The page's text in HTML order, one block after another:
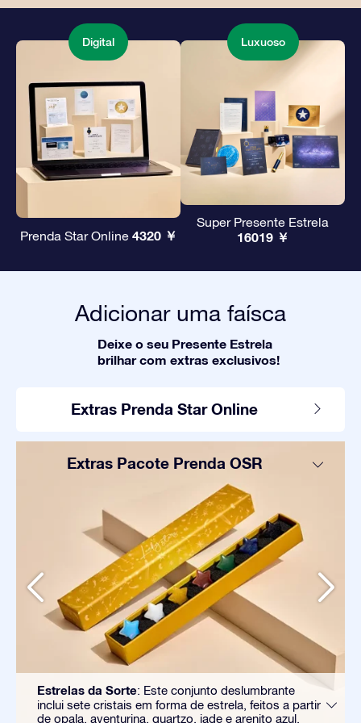
Digital
Prenda Star Online 4320 ￥
Luxuoso
Super Presente Estrela
16019 ￥
Adicionar uma faísca
Deixe o seu Presente Estrela
brilhar com extras exclusivos!
Extras Prenda Star Online
Extras Pacote Prenda OSR
Estrelas da Sorte: Este conjunto deslumbrante
inclui sete cristais em forma de estrela, feitos a partir
de opala, aventurina, quartzo, jade e arenito azul.